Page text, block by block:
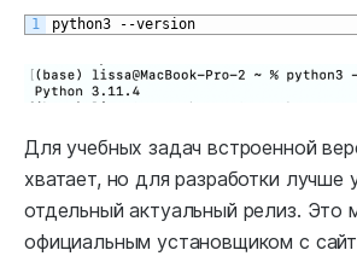
1 python3 --version
Для учебных задач встроенной
хватает, но для разработки лучше
отдельный актуальный релиз. Это
официальным установщиком с